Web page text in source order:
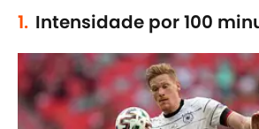
1. Intensidade por 100